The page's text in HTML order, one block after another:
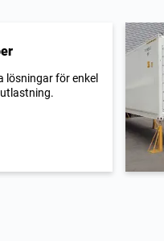
lösningar för enkel